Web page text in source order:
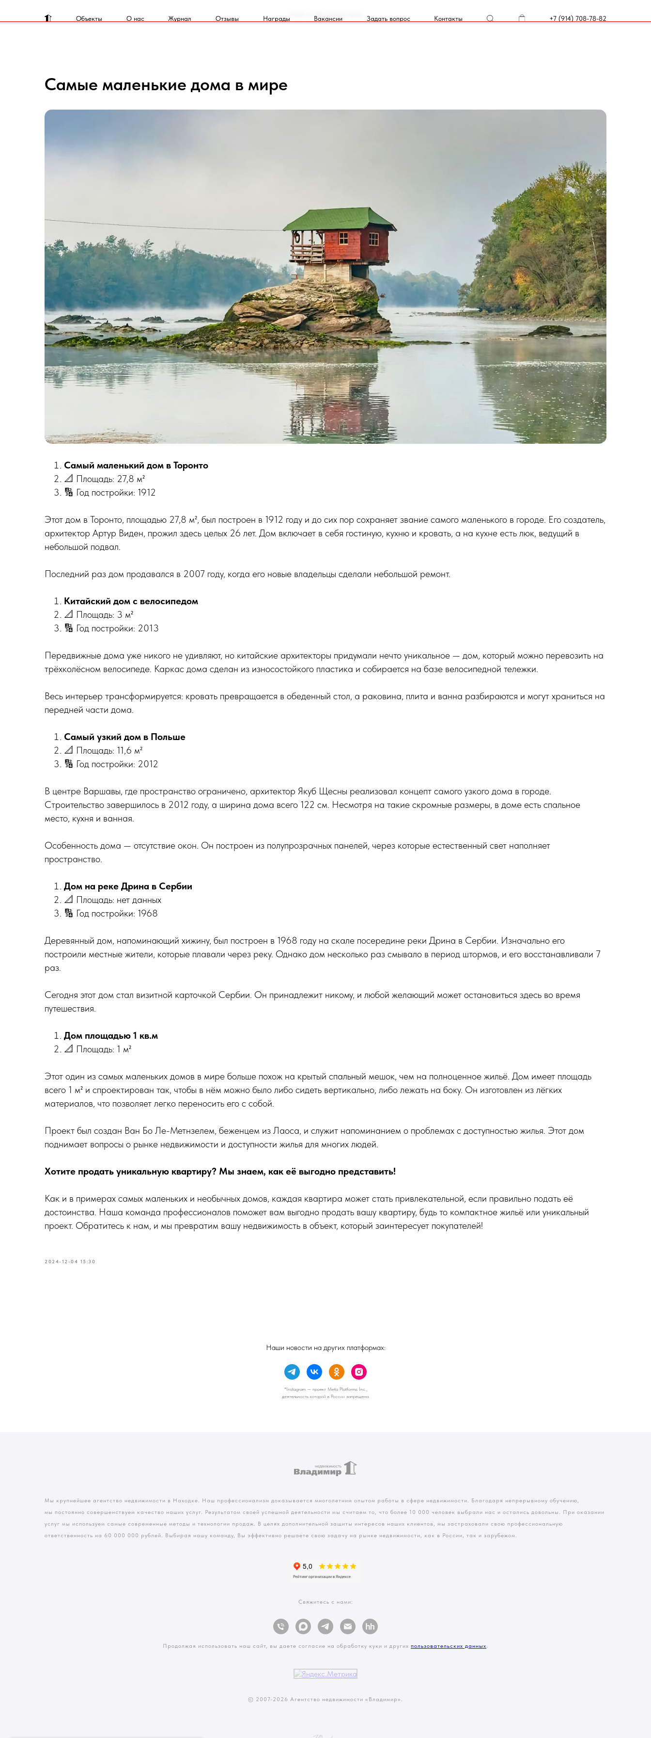
Объекты О нас Журнал Отзывы Награды Вакансии Задать вопрос Контакты +7 (914) 708-78-82
Html code will be here
Самые маленькие дома в мире
Самый маленький дом в Торонто
📐 Площадь: 27,8 м²
🔢 Год постройки: 1912
Этот дом в Торонто, площадью 27,8 м², был построен в 1912 году и до сих пор сохраняет звание самого маленького в городе. Его создатель,
архитектор Артур Виден, прожил здесь целых 26 лет. Дом включает в себя гостиную, кухню и кровать, а на кухне есть люк, ведущий в
небольшой подвал.
Последний раз дом продавался в 2007 году, когда его новые владельцы сделали небольшой ремонт.
Китайский дом с велосипедом
📐 Площадь: 3 м²
🔢 Год постройки: 2013
Передвижные дома уже никого не удивляют, но китайские архитекторы придумали нечто уникальное — дом, который можно перевозить на
трёхколёсном велосипеде. Каркас дома сделан из износостойкого пластика и собирается на базе велосипедной тележки.
Весь интерьер трансформируется: кровать превращается в обеденный стол, а раковина, плита и ванна разбираются и могут храниться на
передней части дома.
Самый узкий дом в Польше
📐 Площадь: 11,6 м²
🔢 Год постройки: 2012
В центре Варшавы, где пространство ограничено, архитектор Якуб Щесны реализовал концепт самого узкого дома в городе.
Строительство завершилось в 2012 году, а ширина дома всего 122 см. Несмотря на такие скромные размеры, в доме есть спальное
место, кухня и ванная.
Особенность дома — отсутствие окон. Он построен из полупрозрачных панелей, через которые естественный свет наполняет
пространство.
Дом на реке Дрина в Сербии
📐 Площадь: нет данных
🔢 Год постройки: 1968
Деревянный дом, напоминающий хижину, был построен в 1968 году на скале посередине реки Дрина в Сербии. Изначально его
построили местные жители, которые плавали через реку. Однако дом несколько раз смывало в период штормов, и его восстанавливали 7
раз.
Сегодня этот дом стал визитной карточкой Сербии. Он принадлежит никому, и любой желающий может остановиться здесь во время
путешествия.
Дом площадью 1 кв.м
📐 Площадь: 1 м²
Этот один из самых маленьких домов в мире больше похож на крытый спальный мешок, чем на полноценное жильё. Дом имеет площадь
всего 1 м² и спроектирован так, чтобы в нём можно было либо сидеть вертикально, либо лежать на боку. Он изготовлен из лёгких
материалов, что позволяет легко переносить его с собой.
Проект был создан Ван Бо Ле-Метнзелем, беженцем из Лаоса, и служит напоминанием о проблемах с доступностью жилья. Этот дом
поднимает вопросы о рынке недвижимости и доступности жилья для многих людей.
Хотите продать уникальную квартиру? Мы знаем, как её выгодно представить!
Как и в примерах самых маленьких и необычных домов, каждая квартира может стать привлекательной, если правильно подать её
достоинства. Наша команда профессионалов поможет вам выгодно продать вашу квартиру, будь то компактное жильё или уникальный
проект. Обратитесь к нам, и мы превратим вашу недвижимость в объект, который заинтересует покупателей!
2024-12-04 15:30
Наши новости на других платформах:
*Instagram — проект Meta Platforms Inc.,
деятельность которой в России запрещена.
Мы крупнейшее агентство недвижимости в Находке. Наш профессионализм доказывается многолетним опытом работы в сфере недвижимости. Благодаря непрерывному обучению,
мы постоянно совершенствуем качество наших услуг. Результатом своей успешной деятельности мы считаем то, что более 10 000 человек выбрали нас и остались довольны. При оказании
услуг мы используем самые современные методы и технологии продаж. В целях дополнительной защиты интересов наших клиентов, мы застраховали свою профессиональную
ответственность на 60 000 000 рублей. Выбирая нашу команду, Вы эффективно решаете свою задачу на рынке недвижимости, как в России, так и зарубежом.
Свяжитесь с нами:
Продолжая использовать наш сайт, вы даете согласие на обработку куки и других пользовательских данных.
© 2007-2026 Агентство недвижимости «Владимир».